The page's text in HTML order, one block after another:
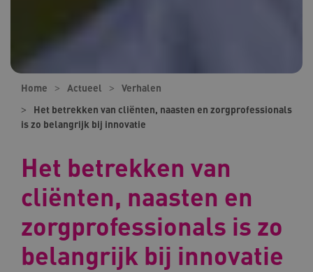
Home Actueel
Verhalen
Het betrekken van cliënten, naasten en zorgprofessionals
is zo belangrijk bij innovatie
Het betrekken van
cliënten, naasten en
zorgprofessionals is zo
belangrijk bij innovatie